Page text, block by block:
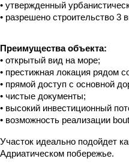
• утвержденный
• разрешено строительство 3
Преимущества объекта:
• открытый вид на море;
• престижная локация рядом
• прямой доступ с основной
• чистые документы;
• высокий инвестиционный
• возможность реализации
Участок идеально подойдет
Адриатическом побережье.